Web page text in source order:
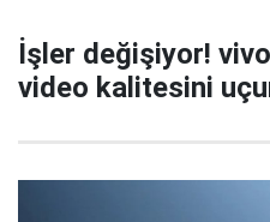
İşler değişiyor!
video kalitesini